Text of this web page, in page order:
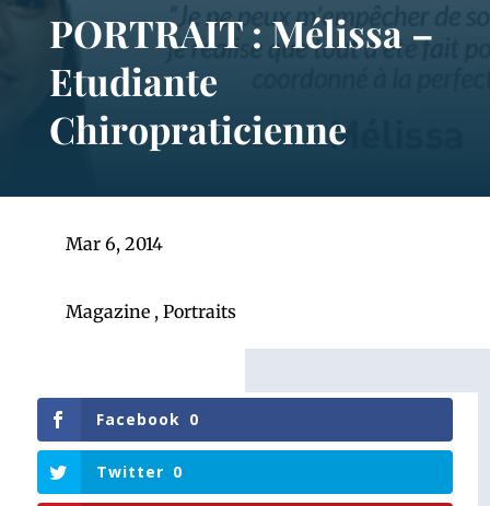
PORTRAIT : Mélissa –
Etudiante
Chiropraticienne
Mar 6, 2014
Magazine, Portraits
Facebook 0
Twitter 0